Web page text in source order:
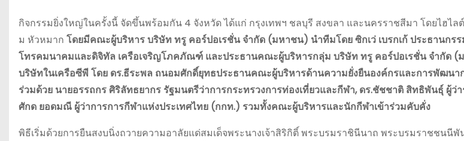
กิจกรรมยิ่งใหญ่ในครั้งนี้ จัดขึ้นพร้อมกัน 4 จังหวัด ได้แก่ กรุงเทพฯ ชลบุรี สงขลา และนครราชสีมา โดยไฮไล
ม หัวหมาก โดยมีคณะผู้บริหาร บริษัท ทรู คอร์ปอเรชั่น จำกัด (มหาชน) นำทีมโดย ซิกเว่ เบรกเก้ ประธานกร
โทรคมนาคมและดิจิทัล เครือเจริญโภคภัณฑ์ และประธานคณะผู้บริหารกลุ่ม บริษัท ทรู คอร์ปอเรชั่น จำกัด (
บริษัทในเครือซีพี โดย ดร.ธีระพล ถนอมศักดิ์ยุทธประธานคณะผู้บริหารด้านความยั่งยืนองค์กรและการพัฒน
ร่วมด้วย นายอรรถกร ศิริลัทธยากร รัฐมนตรีว่าการกระทรวงการท่องเที่ยวและกีฬา, ดร.ชัชชาติ สิทธิพันธุ์ ผู้ว่า
ศักด ยอดมณี ผู้ว่าการการกีฬาแห่งประเทศไทย (กกท.) รวมทั้งคณะผู้บริหารและนักกีฬาเข้าร่วมคับคั่ง
พิธีเริ่มด้วยการยืนสงบนิ่งถวายความอาลัยแด่สมเด็จพระนางเจ้าสิริกิติ์ พระบรมราชินีนาถ พระบรมราชชนนี